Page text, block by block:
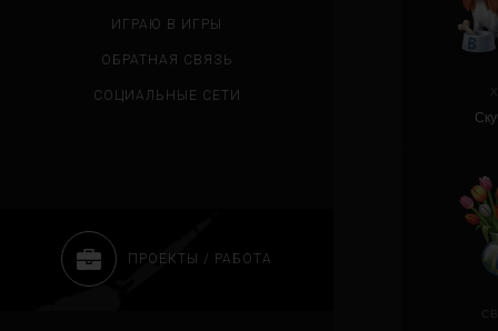
ИГРАЮ В ИГРЫ
ОБРАТНАЯ СВЯЗЬ
СОЦИАЛЬНЫЕ СЕТИ
ПРОЕКТЫ / РАБОТА